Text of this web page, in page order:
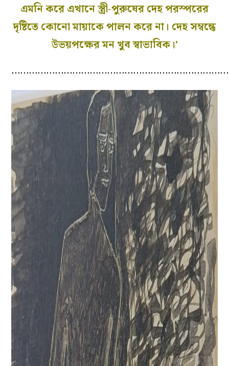
এমনি করে এখানে স্ত্রী-পুরুষের দেহ পরস্পরের
দৃষ্টিতে কোনো মায়াকে পালন করে না। দেহ সম্বন্ধে
উভয়পক্ষের মন খুব স্বাভাবিক।’